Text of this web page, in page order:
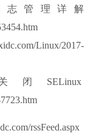
志管理详解
Linux/2017-
SELinux
rssFeed.aspx